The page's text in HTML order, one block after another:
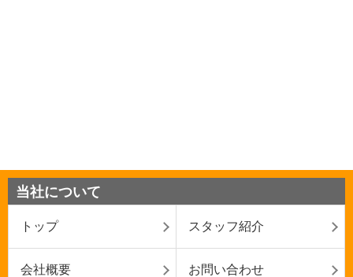
当社について
トップ スタッフ紹介
会社概要 お問い合わせ